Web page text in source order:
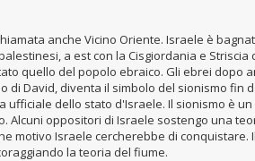
anche Vicino Oriente. Israele è
a est con la Cisgiordania e
quello del popolo ebraico. Gli ebrei
David, diventa il simbolo del sionismo
dello stato d'Israele. Il sionismo è
oppositori di Israele sostengo una
Israele cercherebbe di conquistare.
la teoria del fiume.